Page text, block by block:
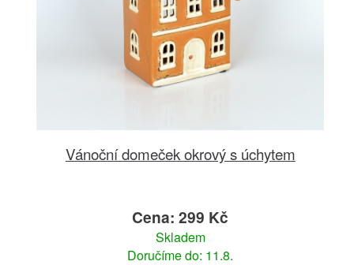
Vánoční domeček okrový s úchytem
Cena: 299 Kč
Skladem
Doručíme do: 11.8.